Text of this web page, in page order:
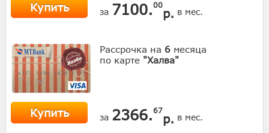
Купить за 7100.00
р. в мес.
Рассрочка на 6 месяца
по карте "Халва"
Купить за 2366.67
р. в мес.